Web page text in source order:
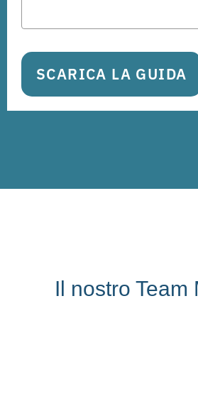
SCARICA LA GUIDA
Il nostro Team